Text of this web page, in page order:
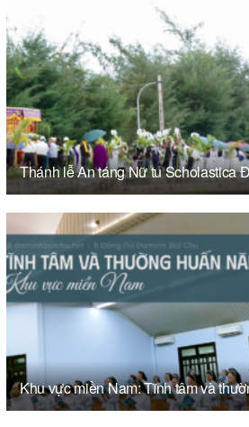
Thánh lễ An táng Nữ tu Scholastica
Khu vực miền Nam: Tĩnh tâm và